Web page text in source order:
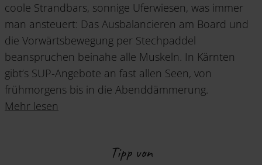
coole Strandbars, sonnige Uferwiesen, was immer
man ansteuert: Das Ausbalancieren am Board und
die Vorwärtsbewegung per Stechpaddel
beanspruchen beinahe alle Muskeln. In Kärnten
gibt’s SUP-Angebote an fast allen Seen, von
frühmorgens bis in die Abenddämmerung.
Mehr lesen
Tipp von